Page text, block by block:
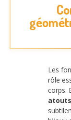
Les
rôle
corps.